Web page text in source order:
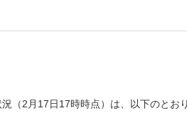
（2月17日17時時点）は、以下のとお